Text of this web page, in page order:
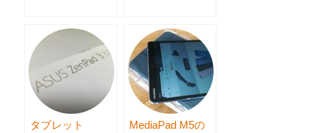
タブレット
MediaPad M5の